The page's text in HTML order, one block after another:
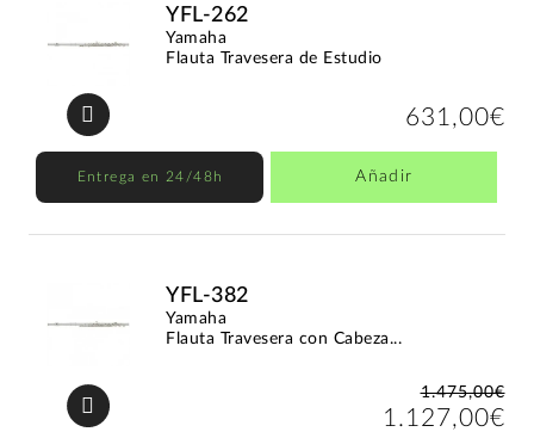
YFL-262
Yamaha
Flauta Travesera de Estudio
631,00€
Entrega en 24/48h Añadir
YFL-382
Yamaha
Flauta Travesera con Cabeza...
1.475,00€
1.127,00€